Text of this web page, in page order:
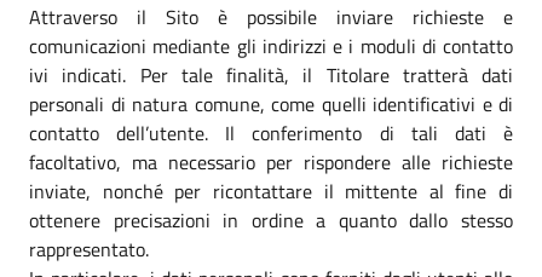
Attraverso il Sito è possibile inviare richieste e
comunicazioni mediante gli indirizzi e i moduli di contatto
ivi indicati. Per tale finalità, il Titolare tratterà dati
personali di natura comune, come quelli identificativi e di
contatto dell’utente. Il conferimento di tali dati è
facoltativo, ma necessario per rispondere alle richieste
inviate, nonché per ricontattare il mittente al fine di
ottenere precisazioni in ordine a quanto dallo stesso
rappresentato.